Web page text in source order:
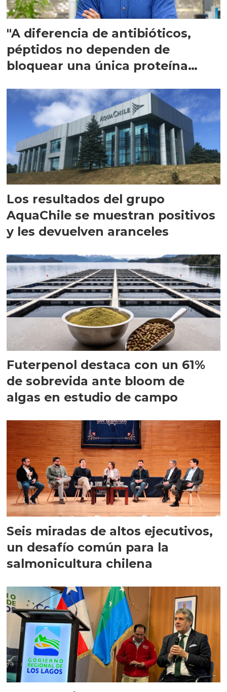
"A diferencia de antibióticos,
péptidos no dependen de
bloquear una única proteína
Los resultados del grupo
AquaChile se muestran positivos
y les devuelven aranceles
Futerpenol destaca con un 61%
de sobrevida ante bloom de
algas en estudio de campo
Seis miradas de altos ejecutivos,
un desafío común para la
salmonicultura chilena